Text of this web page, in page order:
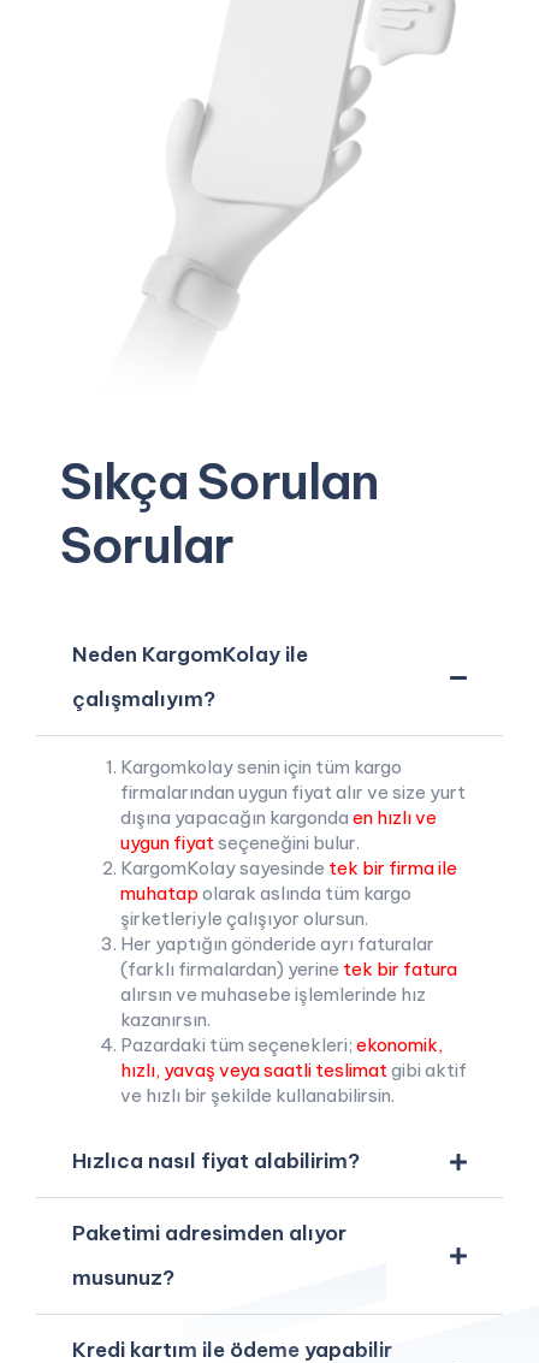
Sıkça Sorulan
Sorular
Neden KargomKolay ile
çalışmalıyım?
Kargomkolay senin için tüm kargo
firmalarından uygun fiyat alır ve size yurt
dışına yapacağın kargonda en hızlı ve
uygun fiyatseçeneğini bulur.
KargomKolay sayesinde tek bir firma ile
muhatap olarak aslında tüm kargo
şirketleriyle çalışıyor olursun.
Her yaptığın gönderide ayrı faturalar
(farklı firmalardan) yerine tek bir fatura
alırsın ve muhasebe işlemlerinde hız
kazanırsın.
Pazardaki tüm seçenekleri; ekonomik,
hızlı, yavaş veya saatli teslimatgibi aktif
ve hızlı bir şekilde kullanabilirsin.
Hızlıca nasıl fiyat alabilirim?
Paketimi adresimden alıyor
musunuz?
Kredi kartım ile ödeme yapabilir